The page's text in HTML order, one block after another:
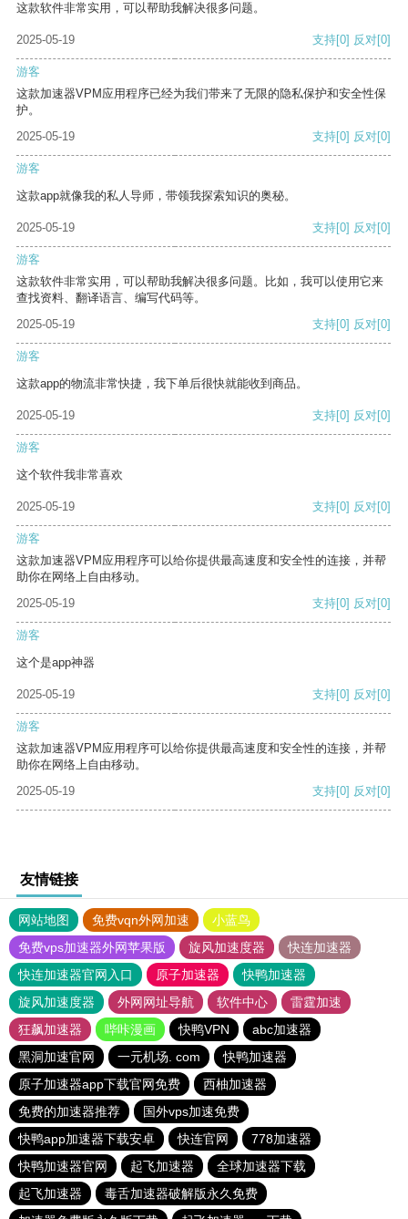
这款软件非常实用，可以帮助我解决很多问题。
2025-05-19 支持[0] 反对[0]
游客
这款加速器VPM应用程序已经为我们带来了无限的隐私保护和安全性保
护。
2025-05-19
支持[0] 反对[0]
游客
这款app就像我的私人导师，带领我探索知识的奥秘。
2025-05-19 支持[0] 反对[0]
游客
这款软件非常实用，可以帮助我解决很多问题。比如，我可以使用它来
查找资料、翻译语言、编写代码等。
2025-05-19
支持[0] 反对[0]
游客
这款app的物流非常快捷，我下单后很快就能收到商品。
2025-05-19 支持[0] 反对[0]
游客
这个软件我非常喜欢
2025-05-19 支持[0] 反对[0]
游客
这款加速器VPM应用程序可以给你提供最高速度和安全性的连接，并帮
助你在网络上自由移动。
2025-05-19
支持[0] 反对[0]
游客
这个是app神器
2025-05-19 支持[0] 反对[0]
游客
这款加速器VPM应用程序可以给你提供最高速度和安全性的连接，并帮
助你在网络上自由移动。
2025-05-19
支持[0] 反对[0]
友情链接
网站地图 免费vqn外网加速
小蓝鸟
免费vps加速器外网苹果版
旋风加速度器
快连加速器
快连加速器官网入口
原子加速器
快鸭加速器
旋风加速度器
外网网址导航 软件中心
雷霆加速
狂飙加速器
哔咔漫画 快鸭VPN
abc加速器
黑洞加速官网
一元机场. com
快鸭加速器
原子加速器app下载官网免费
西柚加速器
免费的加速器推荐
国外vps加速免费
快鸭app加速器下载安卓
快连官网
778加速器
快鸭加速器官网
起飞加速器
全球加速器下载
起飞加速器
毒舌加速器破解版永久免费